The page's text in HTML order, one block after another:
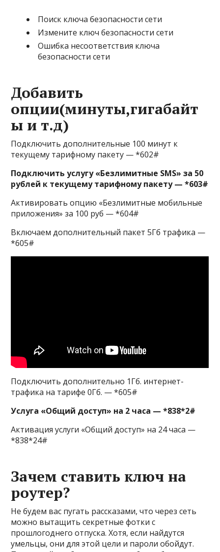
Поиск ключа безопасности сети
Измените ключ безопасности сети
Ошибка несоответствия ключа
безопасности сети
Добавить
опции(минуты,гигабайт
ы и т.д)
Подключить дополнительные 100 минут к
текущему тарифному пакету — *602#
Подключить услугу «Безлимитные SMS» за 50
рублей к текущему тарифному пакету — *603#
Активировать опцию «Безлимитные мобильные
приложения» за 100 руб — *604#
Включаем дополнительный пакет 5Гб трафика —
*605#
Подключить дополнительно 1Гб. интернет-
трафика на тарифе 0Гб. — *605#
Услуга «Общий доступ» на 2 часа — *838*2#
Активация услуги «Общий доступ» на 24 часа —
*838*24#
Зачем ставить ключ на
роутер?
Не будем вас пугать рассказами, что через сеть
можно вытащить секретные фотки с
прошлогоднего отпуска. Хотя, если найдутся
умельцы, они для этой цели и пароли обойдут.